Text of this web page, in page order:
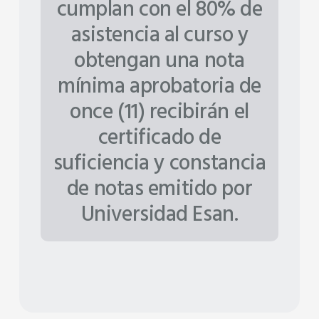
cumplan con el 80% de
asistencia al curso y
obtengan una nota
mínima aprobatoria de
once (11) recibirán el
certificado de
suficiencia y constancia
de notas emitido por
Universidad Esan.